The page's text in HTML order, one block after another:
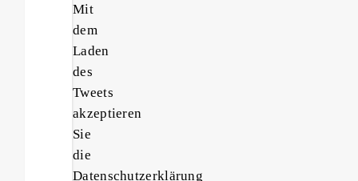
Mit
dem
Laden
des
Tweets
akzeptieren
Sie
die
Datenschutzerklärung